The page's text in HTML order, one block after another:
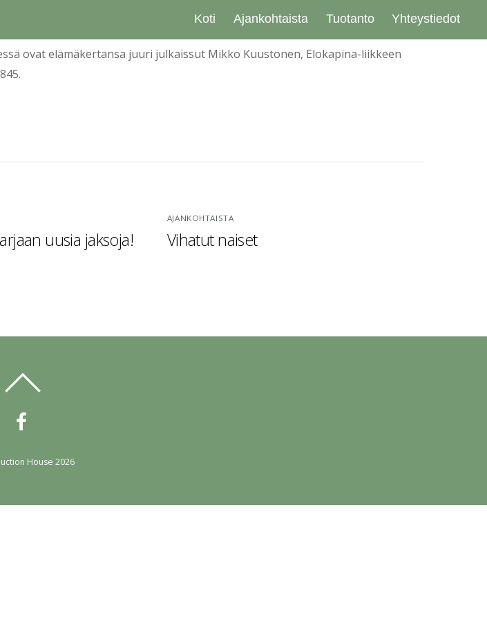
Koti Ajankohtaista Tuotanto Yhteystiedot
ovat elämäkertansa juuri julkaissut Mikko Kuustonen, Elokapina-liikkeen
uusia jaksoja!
AJANKOHTAISTA
Vihatut naiset
House 2026